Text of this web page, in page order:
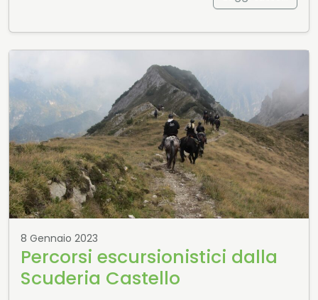
8 Gennaio 2023
Percorsi escursionistici dalla
Scuderia Castello